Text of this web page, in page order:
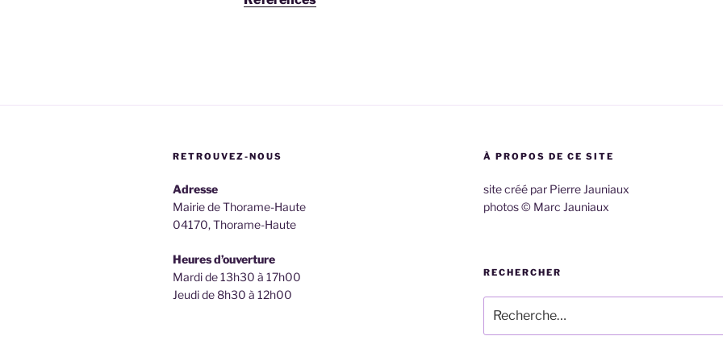
RETROUVEZ-NOUS
Adresse
Mairie de Thorame-Haute
04170, Thorame-Haute
Heures d’ouverture
Mardi de 13h30 à 17h00
Jeudi de 8h30 à 12h00
À PROPOS DE CE SITE
site créé par Pierre Jauniaux
photos © Marc Jauniaux
RECHERCHER
pour
: